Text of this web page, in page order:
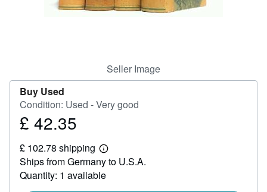
CLOSE
Seller Image
Buy Used
Condition: Used - Very good
Price
42.35
£ 42.35
£ 102.78 shipping
Learn
more
about
shipping
Ships from Germany to U.S.A.
Quantity: 1 available